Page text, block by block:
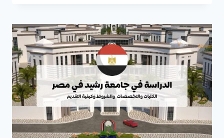
2027
|
الكليات
والتخصصات
والقبول
والمصاريف